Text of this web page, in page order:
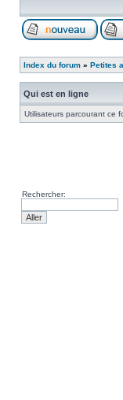
Index du forum » Petites
Qui est en ligne
Utilisateurs parcourant ce
Rechercher: